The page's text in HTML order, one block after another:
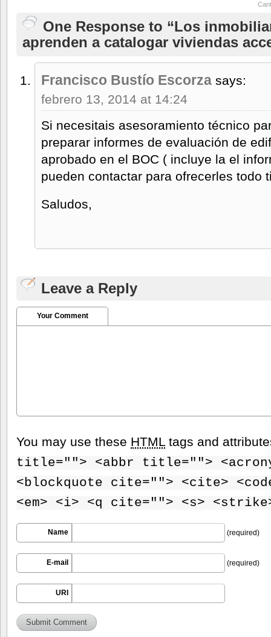
One Response to “Los
aprenden a catalogar viviendas
Francisco Bustío Escorza says:
febrero 13, 2014 at 14:24
Si necesitais asesoramiento técnico
preparar informes de evaluación de
aprobado en el BOC ( incluye la el
pueden contactar para ofrecerles todo
Saludos,
Leave a Reply
Your Comment
You may use these HTML tags and
title=""> <abbr title="">
<blockquote cite=""> <cite>
<em> <i> <q cite=""> <s>
Name (required)
E-mail (required)
URI